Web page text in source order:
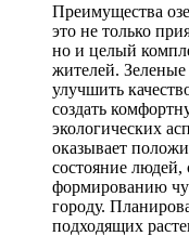
Преимущества
это не только
но и целый
жителей.
улучшить
создать
экологических
оказывает
состояние людей,
формированию
городу.
подходящих